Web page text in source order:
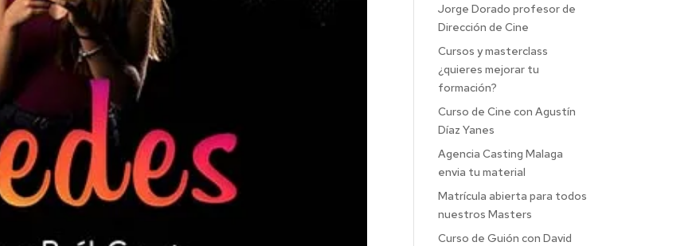
Jorge Dorado profesor de
Dirección de Cine
Cursos y masterclass
¿quieres mejorar tu
formación?
Curso de Cine con Agustín
Díaz Yanes
Agencia Casting Malaga
envia tu material
Matrícula abierta para todos
nuestros Masters
Curso de Guión con David